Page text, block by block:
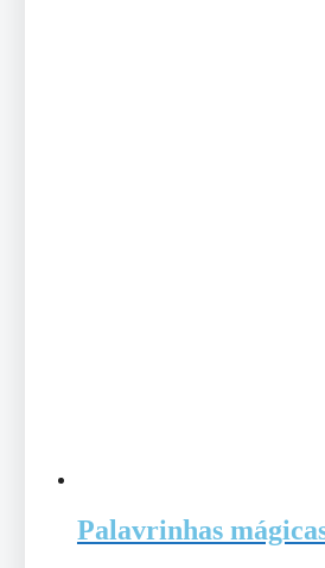
Palavrinhas